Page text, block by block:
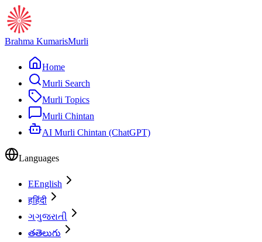
Brahma KumarisMurli
Home
Murli Search
Murli Topics
Murli Chintan
AI Murli Chintan (ChatGPT)
Languages
EEnglish
हहिंदी
ગગુજરાતી
తతెలుగు